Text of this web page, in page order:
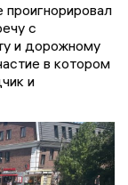
проигнорировал
с
и дорожному
в котором
и